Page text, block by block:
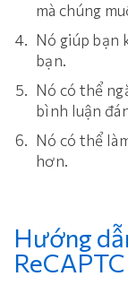
mà chúng
Nó giúp bạn
bạn.
Nó có thể
bình luận
Nó có thể
hơn.
Hướng